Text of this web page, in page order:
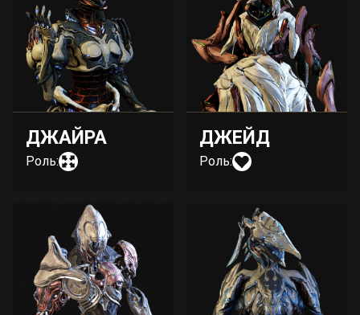
ДЖАЙРА
Роль:
ДЖЕЙД
Роль: